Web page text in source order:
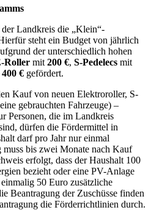
Landkreis die „Klein“-
steht ein Budget von jährlich
der unterschiedlich hohen
Roller mit 200 €, S-Pedelecs mit
400 € gefördert.
Kauf von neuen Elektroroller, S-
gebrauchten Fahrzeuge) –
Personen, die im Landkreis
dürfen die Fördermittel in
darf pro Jahr nur einmal
bis zwei Monate nach Kauf
erfolgt, dass der Haushalt 100
bezieht oder eine PV-Anlage
50 Euro zusätzliche
Beantragung der Zuschüsse finden
die Förderrichtlinien durch.